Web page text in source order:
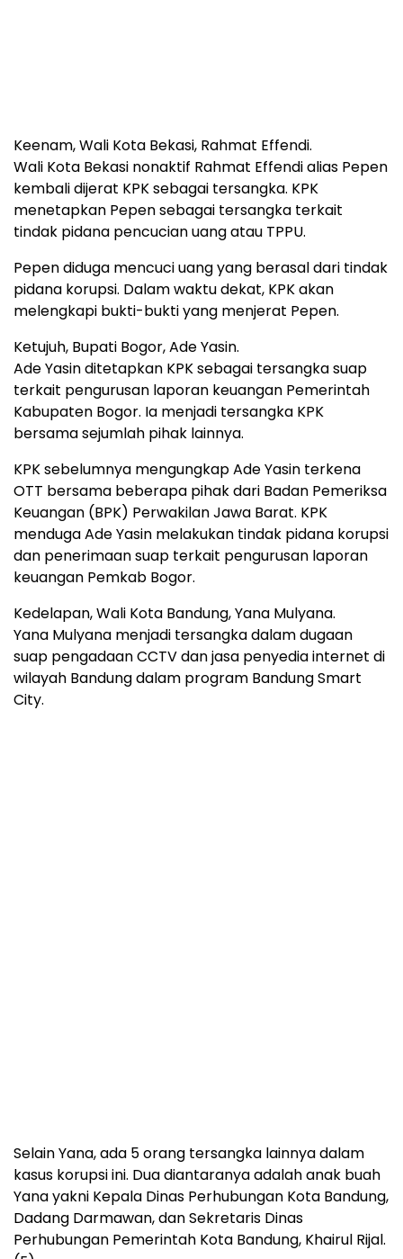
Keenam, Wali Kota Bekasi, Rahmat Effendi.
Wali Kota Bekasi nonaktif Rahmat Effendi alias Pepen
kembali dijerat KPK sebagai tersangka. KPK
menetapkan Pepen sebagai tersangka terkait
tindak pidana pencucian uang atau TPPU.
Pepen diduga mencuci uang yang berasal dari tindak
pidana korupsi. Dalam waktu dekat, KPK akan
melengkapi bukti-bukti yang menjerat Pepen.
Ketujuh, Bupati Bogor, Ade Yasin.
Ade Yasin ditetapkan KPK sebagai tersangka suap
terkait pengurusan laporan keuangan Pemerintah
Kabupaten Bogor. Ia menjadi tersangka KPK
bersama sejumlah pihak lainnya.
KPK sebelumnya mengungkap Ade Yasin terkena
OTT bersama beberapa pihak dari Badan Pemeriksa
Keuangan (BPK) Perwakilan Jawa Barat. KPK
menduga Ade Yasin melakukan tindak pidana korupsi
dan penerimaan suap terkait pengurusan laporan
keuangan Pemkab Bogor.
Kedelapan, Wali Kota Bandung, Yana Mulyana.
Yana Mulyana menjadi tersangka dalam dugaan
suap pengadaan CCTV dan jasa penyedia internet di
wilayah Bandung dalam program Bandung Smart
City.
Selain Yana, ada 5 orang tersangka lainnya dalam
kasus korupsi ini. Dua diantaranya adalah anak buah
Yana yakni Kepala Dinas Perhubungan Kota Bandung,
Dadang Darmawan, dan Sekretaris Dinas
Perhubungan Pemerintah Kota Bandung, Khairul Rijal.